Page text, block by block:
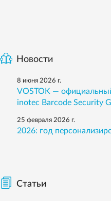
Новости
8 июня 2026 г.
VOSTOK —
inotec Barcode Security
25 февраля 2026 г.
2026: год
Статьи